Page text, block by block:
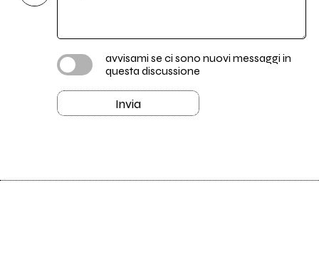
avvisami se ci sono nuovi messaggi in
questa discussione
Invia